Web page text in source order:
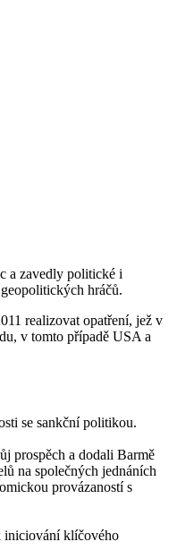
a zavedly politické i
hráčů.
realizovat opatření, jež v
v tomto případě USA a
se sankční politikou.
prospěch a dodali Barmě
na společných jednáních
provázaností s
iniciování klíčového